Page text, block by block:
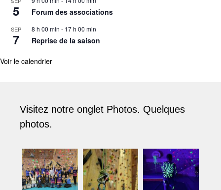
5 Forum des associations
SEP
7
8 h 00 min - 17 h 00 min
Reprise de la saison
Voir le calendrier
Visitez notre onglet Photos. Quelques
photos.